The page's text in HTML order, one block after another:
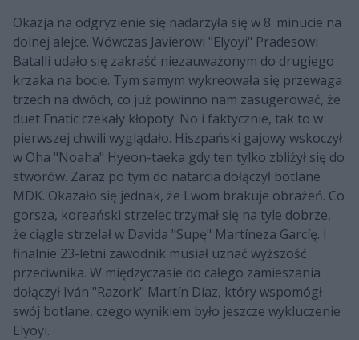
Okazja na odgryzienie się nadarzyła się w 8. minucie na
dolnej alejce. Wówczas Javierowi "Elyoyi" Pradesowi
Batalli udało się zakraść niezauważonym do drugiego
krzaka na bocie. Tym samym wykreowała się przewaga
trzech na dwóch, co już powinno nam zasugerować, że
duet Fnatic czekały kłopoty. No i faktycznie, tak to w
pierwszej chwili wyglądało. Hiszpański gajowy wskoczył
w Oha "Noaha" Hyeon-taeka gdy ten tylko zbliżył się do
stworów. Zaraz po tym do natarcia dołączył botlane
MDK. Okazało się jednak, że Lwom brakuje obrażeń. Co
gorsza, koreański strzelec trzymał się na tyle dobrze,
że ciągle strzelał w Davida "Supę" Martíneza Garcíę. I
finalnie 23-letni zawodnik musiał uznać wyższość
przeciwnika. W międzyczasie do całego zamieszania
dołączył Iván "Razork" Martín Díaz, który wspomógł
swój botlane, czego wynikiem było jeszcze wykluczenie
Elyoyi.